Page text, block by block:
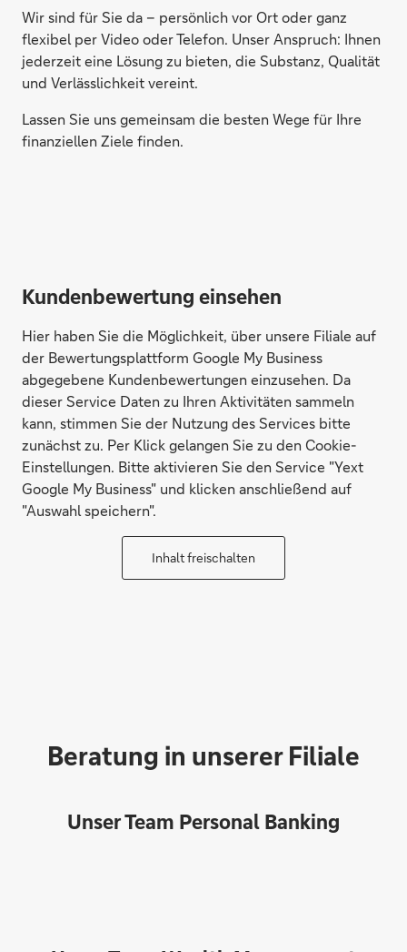
Wir sind für Sie da – persönlich vor Ort oder ganz
flexibel per Video oder Telefon. Unser Anspruch: Ihnen
jederzeit eine Lösung zu bieten, die Substanz, Qualität
und Verlässlichkeit vereint.
Lassen Sie uns gemeinsam die besten Wege für Ihre
finanziellen Ziele finden.
Kundenbewertung einsehen
Hier haben Sie die Möglichkeit, über unsere Filiale auf
der Bewertungsplattform Google My Business
abgegebene Kundenbewertungen einzusehen. Da
dieser Service Daten zu Ihren Aktivitäten sammeln
kann, stimmen Sie der Nutzung des Services bitte
zunächst zu. Per Klick gelangen Sie zu den Cookie-
Einstellungen. Bitte aktivieren Sie den Service "Yext
Google My Business" und klicken anschließend auf
"Auswahl speichern".
Inhalt freischalten
Beratung in unserer Filiale
Unser Team Personal Banking